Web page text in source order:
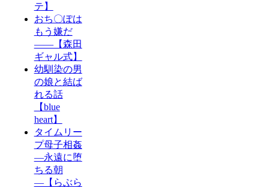
テ】
おち〇ぽは
もう嫌だ
――【森田
ギャル式】
幼馴染の男
の娘と結ば
れる話
【blue
heart】
タイムリー
プ母子相姦
―永遠に堕
ちる朝
―【らぶら